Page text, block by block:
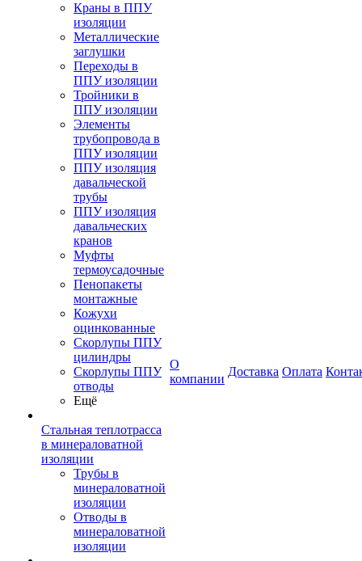
Краны в ППУ
изоляции
Металлические
заглушки
Переходы в
ППУ изоляции
Тройники в
ППУ изоляции
Элементы
трубопровода в
ППУ изоляции
ППУ изоляция
давальческой
трубы
ППУ изоляция
давальческих
кранов
Муфты
термоусадочные
Пенопакеты
монтажные
Кожухи
оцинкованные
Скорлупы ППУ
цилиндры
Скорлупы ППУ
отводы
Ещё
Стальная теплотрасса
в минераловатной
изоляции
Трубы в
минераловатной
изоляции
Отводы в
минераловатной
изоляции
О
компании
Доставка Оплата